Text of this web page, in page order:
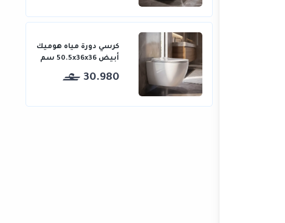
كرسي دورة مياه هوميك
أبيض 50.5x36x36 سم
30.980